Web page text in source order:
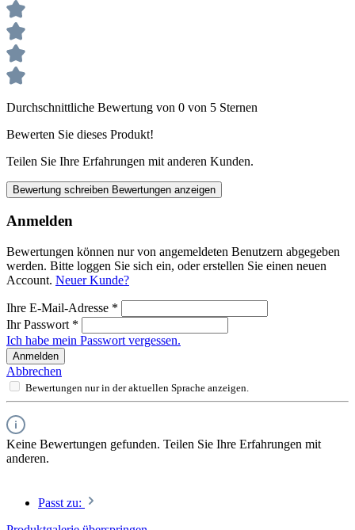
Durchschnittliche Bewertung von 0 von 5 Sternen
Bewerten Sie dieses Produkt!
Teilen Sie Ihre Erfahrungen mit anderen Kunden.
Bewertung schreiben Bewertungen anzeigen
Anmelden
Bewertungen können nur von angemeldeten Benutzern abgegeben
werden. Bitte loggen Sie sich ein, oder erstellen Sie einen neuen
Account. Neuer Kunde?
Ihre E-Mail-Adresse *
Ihr Passwort *
Ich habe mein Passwort vergessen.
Anmelden
Abbrechen
Bewertungen nur in der aktuellen Sprache anzeigen.
Keine Bewertungen gefunden. Teilen Sie Ihre Erfahrungen mit
anderen.
Passt zu: